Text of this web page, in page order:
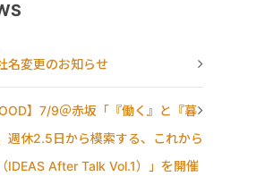
名変更のお知らせ
】7/9＠赤坂「『働く』と『暮
週休2.5日から模索する、これから
IDEAS After Talk Vol.1）」を開催